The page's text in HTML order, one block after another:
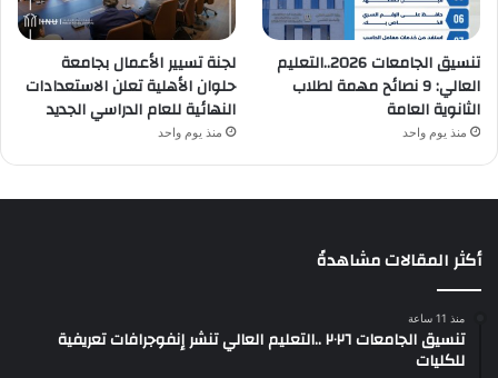
تنسيق الجامعات 2026..التعليم
العالي: 9 نصائح مهمة لطلاب
الثانوية العامة
منذ يوم واحد
لجنة تسيير الأعمال بجامعة
حلوان الأهلية تعلن الاستعدادات
النهائية للعام الدراسي الجديد
منذ يوم واحد
أكثر المقالات مشاهدةً
منذ 11 ساعة
تنسيق الجامعات ٢٠٢٦ ..التعليم العالي تنشر إنفوجرافات تعريفية
للكليات